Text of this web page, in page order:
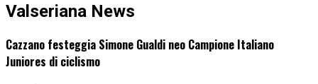
Valseriana News
Cazzano festeggia Simone Gualdi neo Campione Italiano
Juniores di ciclismo